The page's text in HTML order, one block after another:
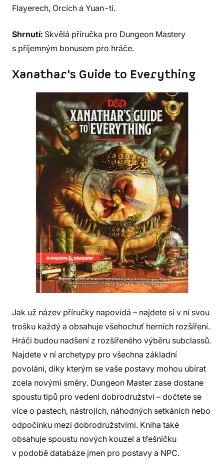
Flayerech, Orcích a Yuan-ti.
Shrnutí: Skvělá příručka pro Dungeon Mastery
s příjemným bonusem pro hráče.
Xanathar's Guide to Everything
Jak už název příručky napovídá – najdete si v ní svou
trošku každý a obsahuje všehochuť herních rozšíření.
Hráči budou nadšení z rozšířeného výběru subclassů.
Najdete v ní archetypy pro všechna základní
povolání, díky kterým se vaše postavy mohou ubírat
zcela novými směry. Dungeon Master zase dostane
spoustu tipů pro vedení dobrodružství – dočtete se
více o pastech, nástrojích, náhodných setkáních nebo
odpočinku mezi dobrodružstvími. Kniha také
obsahuje spoustu nových kouzel a třešničku
v podobě databáze jmen pro postavy a NPC.